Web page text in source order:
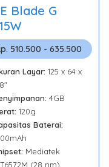
Blade G
510.500 - 635.500
Layar: 125 x 64 x
4GB
120g
Baterai:
Mediatek
(28 nm)